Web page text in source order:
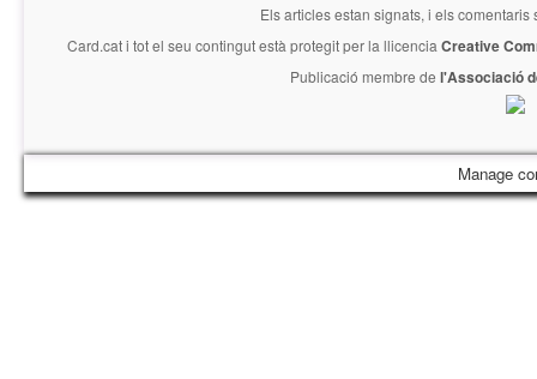
Els articles estan signats, i els
Card.cati tot el seu contingut està protegit per la llicencia Creative
Publicació membre de l'Associació
Manage